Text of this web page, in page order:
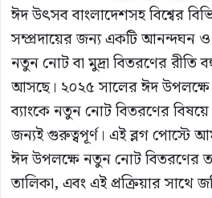
ঈদ উৎসব বাংলাদেশসহ বিশ্বের
সম্প্রদায়ের জন্য একটি আনন্দঘন
নতুন নোট বা মুদ্রা বিতরণের রীতি
আসছে। ২০২৫ সালের ঈদ উপলক্ষে
ব্যাংকে নতুন নোট বিতরণের
জন্যই গুরুত্বপূর্ণ। এই ব্লগ পোস্টে
ঈদ উপলক্ষে নতুন নোট বিতরণের
তালিকা, এবং এই প্রক্রিয়ার সাথে